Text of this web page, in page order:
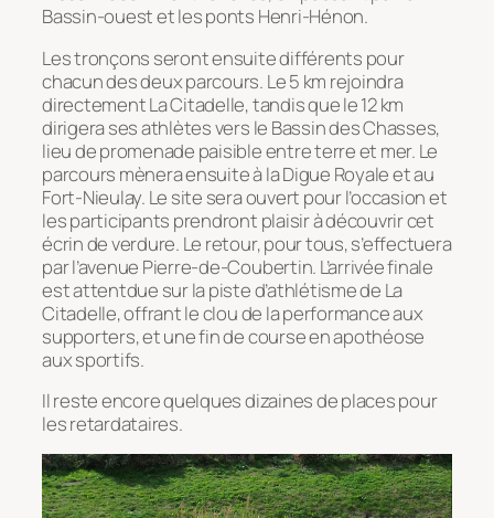
Bassin-ouest et les ponts Henri-Hénon.
Les tronçons seront ensuite différents pour
chacun des deux parcours. Le 5 km rejoindra
directement La Citadelle, tandis que le 12 km
dirigera ses athlètes vers le Bassin des Chasses,
lieu de promenade paisible entre terre et mer. Le
parcours mènera ensuite à la Digue Royale et au
Fort-Nieulay. Le site sera ouvert pour l’occasion et
les participants prendront plaisir à découvrir cet
écrin de verdure. Le retour, pour tous, s’effectuera
par l’avenue Pierre-de-Coubertin. L’arrivée finale
est attentdue sur la piste d’athlétisme de La
Citadelle, offrant le clou de la performance aux
supporters, et une fin de course en apothéose
aux sportifs.
Il reste encore quelques dizaines de places pour
les retardataires.